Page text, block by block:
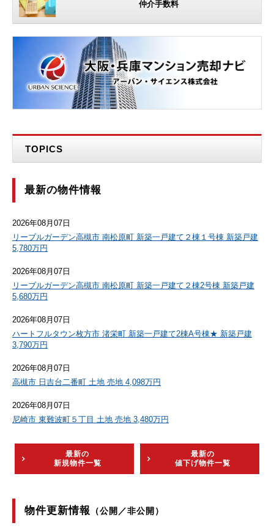
仲介手数料
TOPICS
最新の物件情報
2026年08月07日
リーブルガーデン高槻市 南松原町 新築一戸建て２棟１号棟 新築戸建
5,780万円
2026年08月07日
リーブルガーデン高槻市 南松原町 新築一戸建て２棟2号棟 新築戸建
5,680万円
2026年08月07日
ハートフルタウン枚方市 渚栄町 新築一戸建て2棟A号棟★ 新築戸建
3,790万円
2026年08月07日
高槻市 日吉台二番町 土地 売地 4,098万円
2026年08月07日
尼崎市 東難波町５丁目 土地 売地 3,480万円
最新の
新規物件一覧
最新の
値下げ物件一覧
物件更新情報 （公開／非公開）